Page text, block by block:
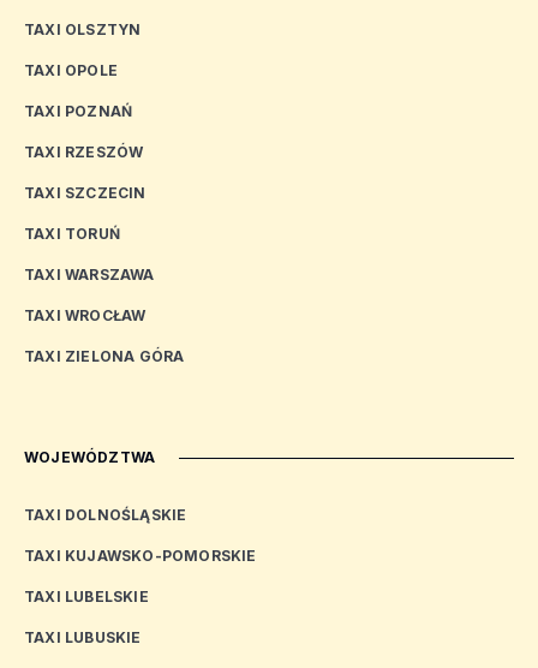
TAXI OLSZTYN
TAXI OPOLE
TAXI POZNAŃ
TAXI RZESZÓW
TAXI SZCZECIN
TAXI TORUŃ
TAXI WARSZAWA
TAXI WROCŁAW
TAXI ZIELONA GÓRA
WOJEWÓDZTWA
TAXI DOLNOŚLĄSKIE
TAXI KUJAWSKO-POMORSKIE
TAXI LUBELSKIE
TAXI LUBUSKIE